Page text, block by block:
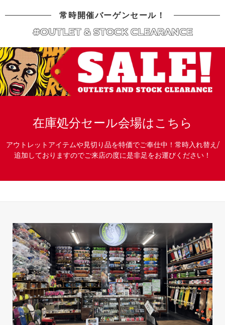
常時開催バーゲンセール！
#OUTLET & STOCK CLEARANCE
在庫処分セール会場はこちら
アウトレットアイテムや見切り品を特価でご奉仕中！常時入れ替え/
追加しておりますのでご来店の度に是非足をお運びください！